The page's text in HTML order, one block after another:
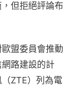
但拒絕評論布
盟委員會推動
路建設的計
ZTE）列為電